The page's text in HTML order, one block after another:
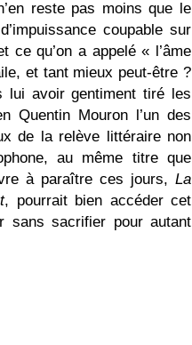
reste pas moins que le
coupable sur
ce qu’on a appelé « l’âme
et tant mieux peut-être ?
lui avoir gentiment tiré les
Quentin Mouron l’un des
de la relève littéraire non
au même titre que
à paraître ces jours, La
, pourrait bien accéder cet
sans sacrifier pour autant